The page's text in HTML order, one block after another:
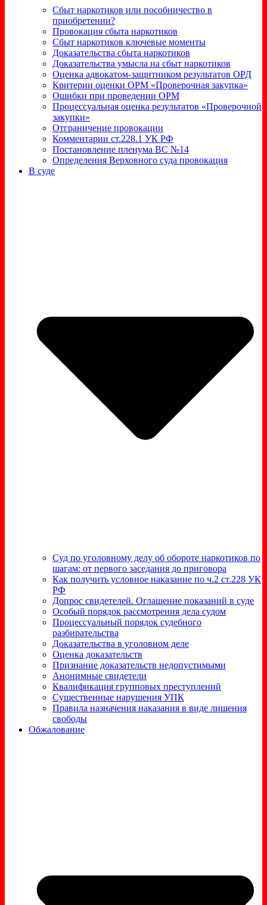
Сбыт наркотиков или пособничество в
приобретении?
Провокация сбыта наркотиков
Сбыт наркотиков ключевые моменты
Доказательства сбыта наркотиков
Доказательства умысла на сбыт наркотиков
Оценка адвокатом-защитником результатов ОРД
Критерии оценки ОРМ «Проверочная закупка»
Ошибки при проведении ОРМ
Процессуальная оценка результатов «Проверочной
закупки»
Отграничение провокации
Комментарии ст.228.1 УК РФ
Постановление пленума ВС №14
Определения Верховного суда провокация
В суде
Суд по уголовному делу об обороте наркотиков по
шагам: от первого заседания до приговора
Как получить условное наказание по ч.2 ст.228 УК
РФ
Допрос свидетелей. Оглашение показаний в суде
Особый порядок рассмотрения дела судом
Процессуальный порядок судебного
разбирательства
Доказательства в уголовном деле
Оценка доказательств
Признание доказательств недопустимыми
Анонимные свидетели
Квалификация групповых преступлений
Существенные нарушения УПК
Правила назначения наказания в виде лишения
свободы
Обжалование